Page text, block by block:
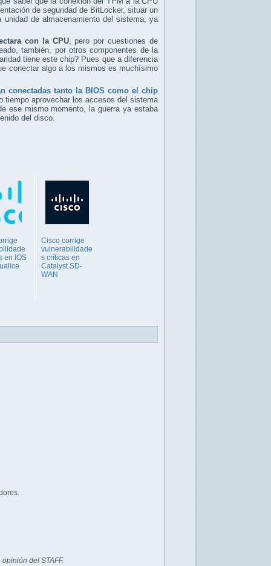
de seguridad de BitLocker, situar un
de almacenamiento del sistema, ya
con la CPU, pero por cuestiones de
también, por otros componentes de la
tiene este chip? Pues que a diferencia
conectar algo a los mismos es muchísimo
conectadas tanto la BIOS como el chip
tiempo aprovechar los accesos del sistema
ese mismo momento, la guerra ya estaba
del disco.
en IOS
Cisco corrige
vulnerabilidade
s críticas en
Catalyst SD-
WAN
del STAFF.